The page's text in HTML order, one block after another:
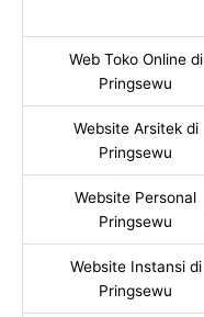
Web Toko Online di
Pringsewu
Website Arsitek di
Pringsewu
Website Personal
Pringsewu
Website Instansi di
Pringsewu